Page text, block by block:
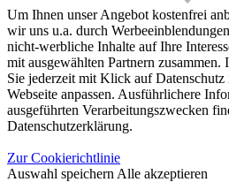
Um Ihnen unser Angebot kostenfrei
wir uns u.a. durch
nicht-werbliche Inhalte auf Ihre
mit ausgewählten Partnern zusammen.
Sie jederzeit mit Klick auf Datenschutz
Webseite anpassen. Ausführlichere
ausgeführten Verarbeitungszwecken
Datenschutzerklärung.
Zur Cookierichtlinie
Auswahl speichern Alle akzeptieren